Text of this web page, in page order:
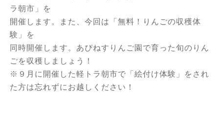
ラ朝市」を
開催します。また、今回は「無料！りんごの収穫体
験」を
同時開催します。あぴねすりんご園で育った旬のりん
ごを収穫しましょう！
※９月に開催した軽トラ朝市で「絵付け体験」をされ
た方は忘れずにお越しください！